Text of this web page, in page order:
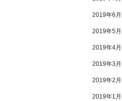
2019年6月
2019年5月
2019年4月
2019年3月
2019年2月
2019年1月